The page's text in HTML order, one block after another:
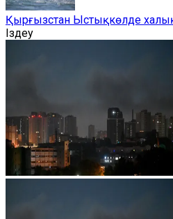
Қырғызстан Ыстықкөлде
Іздеу